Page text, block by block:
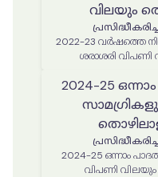
വിലയും
2022-23 വർഷത്തെ
ശരാശരി
2024-25
2024-25 ഒന്നാം പാദത്തിലെ നിർമ്മാണ സാമഗ്രികളുടെ
വിപണി വിലയും